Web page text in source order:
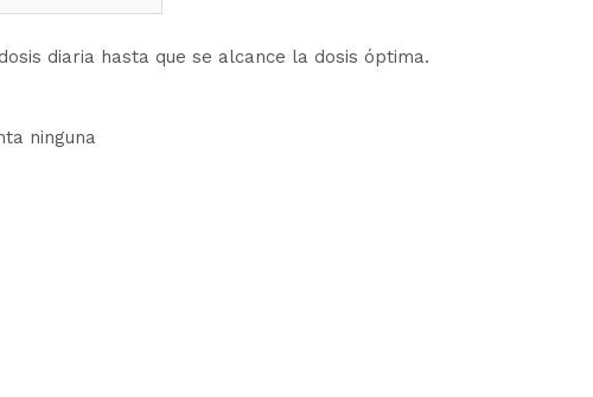
diaria hasta que se alcance la dosis óptima.
ninguna